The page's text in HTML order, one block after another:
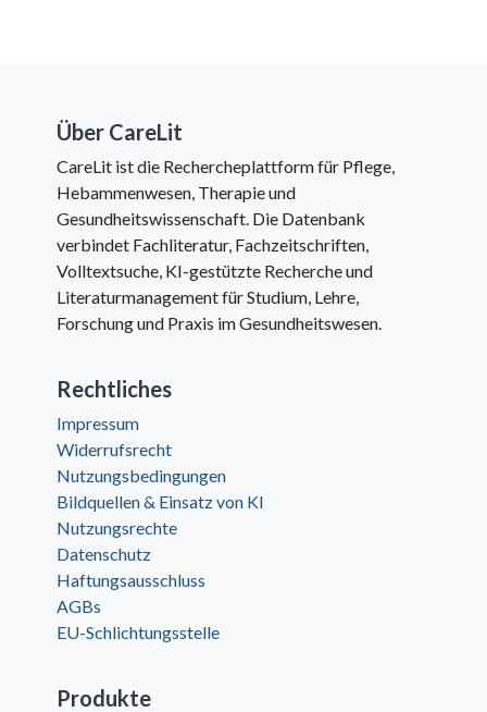
Über CareLit
CareLit ist die Rechercheplattform für Pflege,
Hebammenwesen, Therapie und
Gesundheitswissenschaft. Die Datenbank
verbindet Fachliteratur, Fachzeitschriften,
Volltextsuche, KI-gestützte Recherche und
Literaturmanagement für Studium, Lehre,
Forschung und Praxis im Gesundheitswesen.
Rechtliches
Impressum
Widerrufsrecht
Nutzungsbedingungen
Bildquellen & Einsatz von KI
Nutzungsrechte
Datenschutz
Haftungsausschluss
AGBs
EU-Schlichtungsstelle
Produkte